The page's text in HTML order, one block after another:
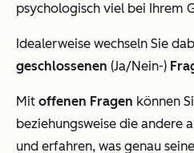
psychologisch viel bei Ihrem
Idealerweise wechseln Sie
geschlossenen (Ja/Nein-)
Mit offenen Fragen können
beziehungsweise die andere
und erfahren, was genau